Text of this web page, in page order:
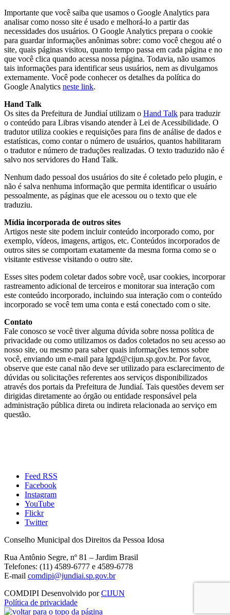
Importante que você saiba que usamos o Google Analytics para
analisar como nosso site é usado e melhorá-lo a partir das
necessidades dos usuários. O Google Analytics prepara o cookie
para guardar informações anônimas sobre: como você chegou até o
site, quais páginas visitou, quanto tempo passa em cada página e no
que você clica quando acessa nossa página. Todavia, não usamos
tais informações para identificar seus usuários, nem as divulgamos
externamente. Você pode conhecer os detalhes da política do
Google Analytics neste link.
Hand Talk
Os sites da Prefeitura de Jundiaí utilizam o Hand Talk para traduzir
o conteúdo para Libras visando atender à Lei de Acessibilidade. O
tradutor utiliza cookies e requisições para fins de análise de dados e
estatísticas, como contar o número de usuários, quantos habilitaram
o tradutor e número de traduções realizadas. O texto traduzido não é
salvo nos servidores do Hand Talk.
Nenhum dado pessoal dos usuários do site é coletado pelo plugin, e
não é salva nenhuma informação que permita identificar o usuário
pessoalmente, as páginas que ele acessou ou o texto que ele
traduziu.
Mídia incorporada de outros sites
Artigos neste site podem incluir conteúdo incorporado como, por
exemplo, vídeos, imagens, artigos, etc. Conteúdos incorporados de
outros sites se comportam exatamente da mesma forma como se o
visitante estivesse visitando o outro site.
Esses sites podem coletar dados sobre você, usar cookies, incorporar
rastreamento adicional de terceiros e monitorar sua interação com
este conteúdo incorporado, incluindo sua interação com o conteúdo
incorporado se você tem uma conta e está conectado com o site.
Contato
Fale conosco se você tiver alguma dúvida sobre nossa política de
privacidade ou como utilizamos os dados coletados no seu acesso ao
nosso site, ou mesmo para saber quais informações temos sobre
você, enviando um e-mail para lgpd@cijun.sp.gov.br. Por favor,
observe que este canal não deve ser utilizado para esclarecimento de
dúvidas ou solicitações referentes aos serviços disponibilizados
através dos portais da Prefeitura de Jundiaí. Tais questões devem ser
dirigidas diretamente ao órgão ou entidade responsável pela
administração pública direta ou indireta relacionada ao serviço em
questão.
Feed RSS
Facebook
Instagram
YouTube
Flickr
Twitter
Conselho Municipal dos Direitos da Pessoa Idosa
Rua Antônio Segre, nº 81 – Jardim Brasil
Telefones: (11) 4589-6777 e 4589-6778
E-mail comdipi@jundiai.sp.gov.br
COMDIPI Desenvolvido porCIJUN
Política de privacidade